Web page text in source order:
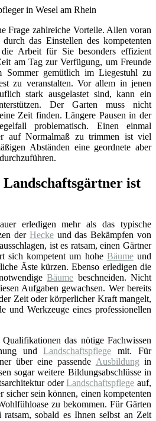
Frage zahlreiche Vorteile. Allen voran
das Einstellen des kompetenten
Arbeit für Sie besonders effizient
am Tag zur Verfügung, um Freunde
Sommer gemütlich im Liegestuhl zu
zu veranstalten. Vor allem in jenen
stark ausgelastet sind, kann ein
Der Garten muss nicht
Zeit finden. Längere Pausen in der
problematisch. Einen einmal
auf Normalmaß zu trimmen ist viel
Abständen eine geordnete aber
ist
erledigen mehr als das typische
der Heckeund das Bekämpfen von
ist es ratsam, einen Gärtner
sich kompetent um hohe Bäumeund
Äste kürzen. Ebenso erledigen die
Bäume beschneiden. Nicht
Aufgaben gewachsen. Wer bereits
Zeit oder körperlicher Kraft mangelt,
und Werkzeuge eines professionellen
das nötige Fachwissen
undLandschaftspflege mit. Für
über eine passende Ausbildung in
sogar weitere Bildungsabschlüsse in
oderLandschaftspflege auf,
sicher sein können, einen kompetenten
zu bekommen. Für Gärten
sobald es Ihnen selbst an Zeit